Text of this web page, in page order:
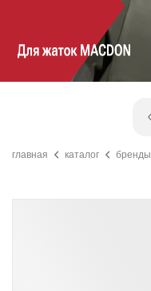
главная каталог бренды